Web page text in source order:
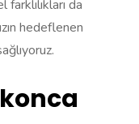
da
hedeflenen